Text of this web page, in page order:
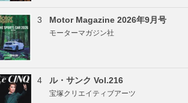
3 Motor Magazine 2026年9月号
モーターマガジン社
4 ル・サンク Vol.216
宝塚クリエイティブアーツ